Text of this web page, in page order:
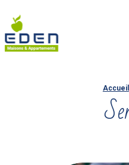
Maisons Eden Maisons &
Accueil